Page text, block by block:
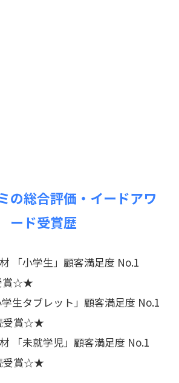
の総合評価・イードアワ
ード受賞歴
「小学生」顧客満足度 No.1
賞☆★
生タブレット」顧客満足度 No.1
受賞☆★
「未就学児」顧客満足度 No.1
受賞☆★